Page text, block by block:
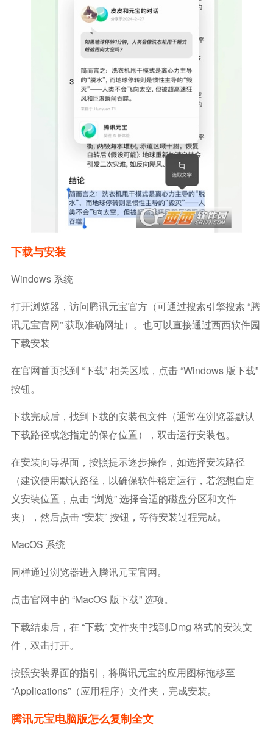
下载与安装
Windows 系统
打开浏览器，访问腾讯元宝官方（可通过搜索引擎搜索 “腾
讯元宝官网” 获取准确网址）。也可以直接通过西西软件园
下载安装
在官网首页找到 “下载” 相关区域，点击 “Windows 版下载”
按钮。
下载完成后，找到下载的安装包文件（通常在浏览器默认
下载路径或您指定的保存位置），双击运行安装包。
在安装向导界面，按照提示逐步操作，如选择安装路径
（建议使用默认路径，以确保软件稳定运行，若您想自定
义安装位置，点击 “浏览” 选择合适的磁盘分区和文件
夹），然后点击 “安装” 按钮，等待安装过程完成。
MacOS 系统
同样通过浏览器进入腾讯元宝官网。
点击官网中的 “macOS 版下载” 选项。
下载结束后，在 “下载” 文件夹中找到.dmg 格式的安装文
件，双击打开。
按照安装界面的指引，将腾讯元宝的应用图标拖移至
“Applications”（应用程序）文件夹，完成安装。
腾讯元宝电脑版怎么复制全文